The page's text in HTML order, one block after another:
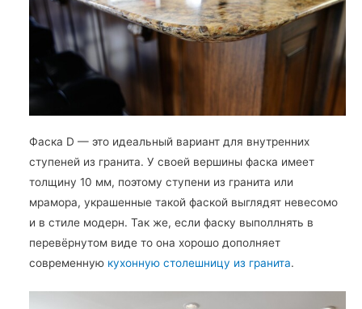
Фаска D — это идеальный вариант для внутренних
ступеней из гранита. У своей вершины фаска имеет
толщину 10 мм, поэтому ступени из гранита или
мрамора, украшенные такой фаской выглядят невесомо
и в стиле модерн. Так же, если фаску выполлнять в
перевёрнутом виде то она хорошо дополняет
современную кухонную столешницу из гранита.